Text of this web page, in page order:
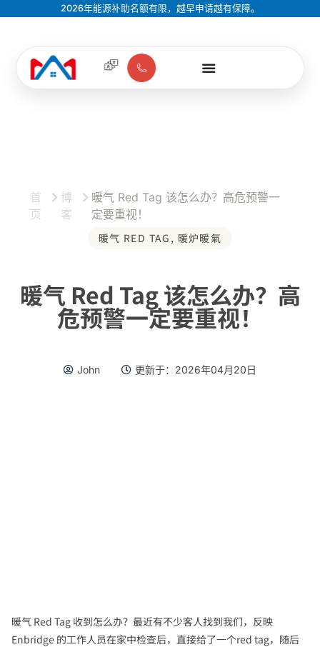
2026年能源补助名额有限，越早申请越有保障。
首
页
博
客
暖气 Red Tag 该怎么办？高危预警一
定要重视！
暖气 RED TAG , 暖炉暖氣
暖气 Red Tag 该怎么办？高
危预警一定要重视！
John 更新于： 2026年04月20日
暖气 Red Tag 收到怎么办？最近有不少客人找到我们，反映
Enbridge 的工作人员在家中检查后，直接给了一个red tag，随后